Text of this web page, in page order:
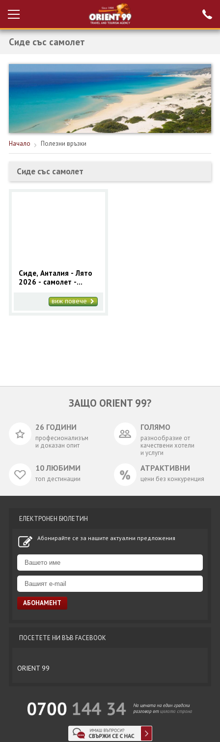
Вход за агенти
РАННИ ЗАПИСВАНИЯ ТУРЦИЯ
НОВА ГОДИНА ТУРЦИЯ
НОВА ГОДИНА
ПОЧИВКИ
КРУИЗИ
ЕКЗОТИКА
0700 144 34
Сиде със самолет
Начало Полезни връзки
Сиде със самолет
Сиде, Анталия - Лято
2026 - самолет -
виж повече
ЗАЩО ORIENT 99?
26 ГОДИНИ
професионализъм
и доказан опит
ГОЛЯМО
разнообразие от
качествени хотели
и услуги
10 ЛЮБИМИ
топ дестинации
АТРАКТИВНИ
цени без конкуренция
ЕЛЕКТРОНЕН БЮЛЕТИН
Абонирайте се за нашите актуални предложения
ПОСЕТЕТЕ НИ ВЪВ FACEBOOK
ORIENT 99